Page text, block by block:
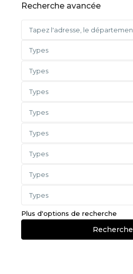
Recherche avancée
Types
Types
Types
Types
Types
Types
Types
Types
Plus d'options de recherche
Recherche